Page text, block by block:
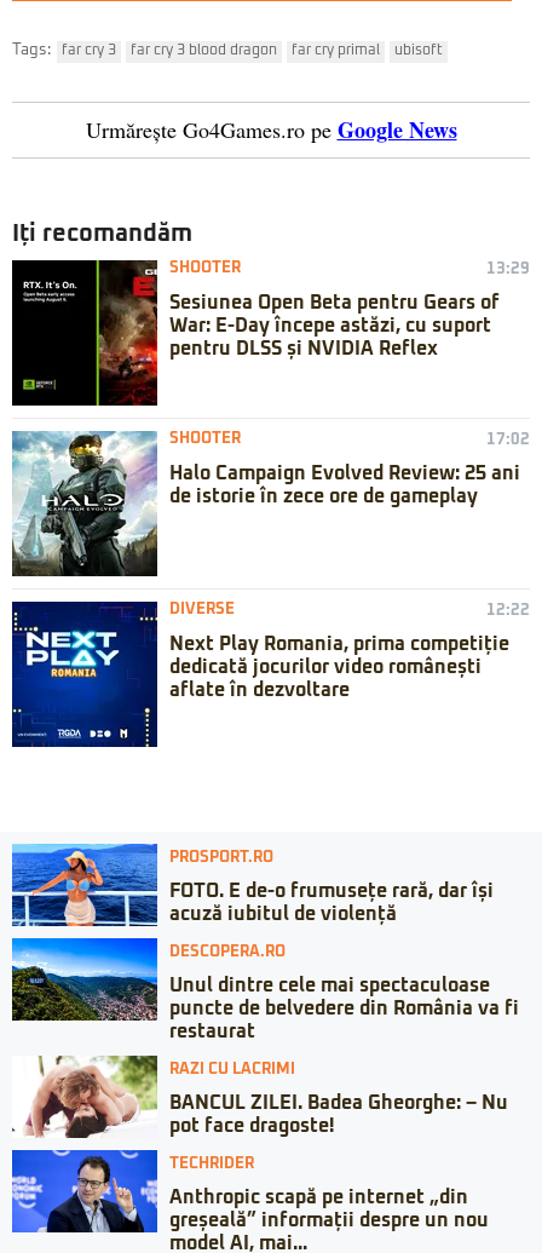
Tags: far cry 3 far cry 3 blood dragon far cry primal ubisoft
Urmărește Go4Games.ro pe Google News
Iți recomandăm
SHOOTER 13:29
Sesiunea Open Beta pentru Gears of
War: E-Day începe astăzi, cu suport
pentru DLSS și NVIDIA Reflex
SHOOTER 17:02
Halo Campaign Evolved Review: 25 ani
de istorie în zece ore de gameplay
DIVERSE 12:22
Next Play Romania, prima competiție
dedicată jocurilor video românești
aflate în dezvoltare
PROSPORT.RO
FOTO. E de-o frumusețe rară, dar își
acuză iubitul de violență
DESCOPERA.RO
Unul dintre cele mai spectaculoase
puncte de belvedere din România va fi
restaurat
RAZI CU LACRIMI
BANCUL ZILEI. Badea Gheorghe: – Nu
pot face dragoste!
TECHRIDER
Anthropic scapă pe internet „din
greșeală” informații despre un nou
model AI, mai...